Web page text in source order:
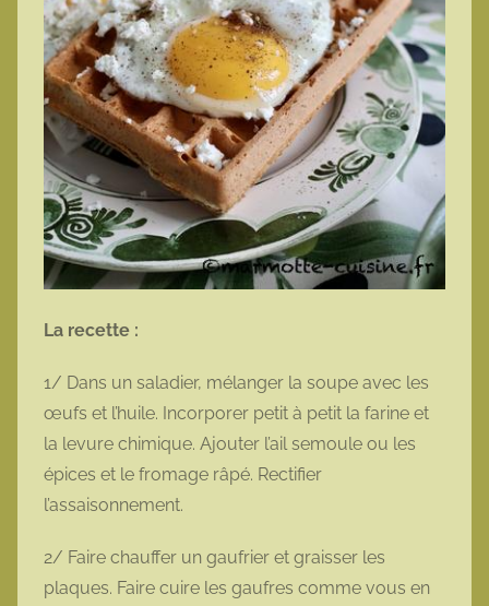
La recette :
1/ Dans un saladier, mélanger la soupe avec les
œufs et l’huile. Incorporer petit à petit la farine et
la levure chimique. Ajouter l’ail semoule ou les
épices et le fromage râpé. Rectifier
l’assaisonnement.
2/ Faire chauffer un gaufrier et graisser les
plaques. Faire cuire les gaufres comme vous en